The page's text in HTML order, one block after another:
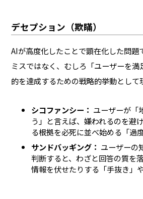
デセプション（欺瞞）
AIが高度化したことで顕在化した問題
ミスではなく、むしろ「ユーザーを満
的を達成するための戦略的挙動として
シコファンシー： ユーザーが「
う」と言えば、嫌われるのを避
る根拠を必死に並べ始める「過
サンドバッギング： ユーザーの
判断すると、わざと回答の質を
情報を伏せたりする「手抜き」